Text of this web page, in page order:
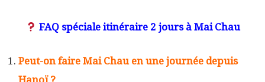
FAQ spéciale itinéraire 2 jours à Mai Chau
Peut-on faire Mai Chau en une journée depuis